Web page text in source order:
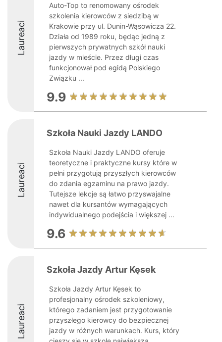
Laureaci
Auto-Top to renomowany ośrodek
szkolenia kierowców z siedzibą w
Krakowie przy ul. Dunin-Wąsowicza 22.
Działa od 1989 roku, będąc jedną z
pierwszych prywatnych szkół nauki
jazdy w mieście. Przez długi czas
funkcjonował pod egidą Polskiego
Związku ...
9.9
Laureaci
Szkoła Nauki Jazdy LANDO
Szkoła Nauki Jazdy LANDO oferuje
teoretyczne i praktyczne kursy które w
pełni przygotują przyszłych kierowców
do zdania egzaminu na prawo jazdy.
Tutejsze lekcje są łatwo przyswajalne
nawet dla kursantów wymagających
indywidualnego podejścia i większej ...
9.6
Laureaci
Szkoła Jazdy Artur Kęsek
Szkoła Jazdy Artur Kęsek to
profesjonalny ośrodek szkoleniowy,
którego zadaniem jest przygotowanie
przyszłego kierowcy do bezpiecznej
jazdy w różnych warunkach. Kurs, który